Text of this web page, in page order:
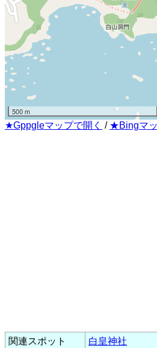
500 m
★Gppgleマップで開く / ★Bingマッ
関連スポット 白皇神社